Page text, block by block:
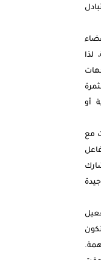
لذا
أو
مع